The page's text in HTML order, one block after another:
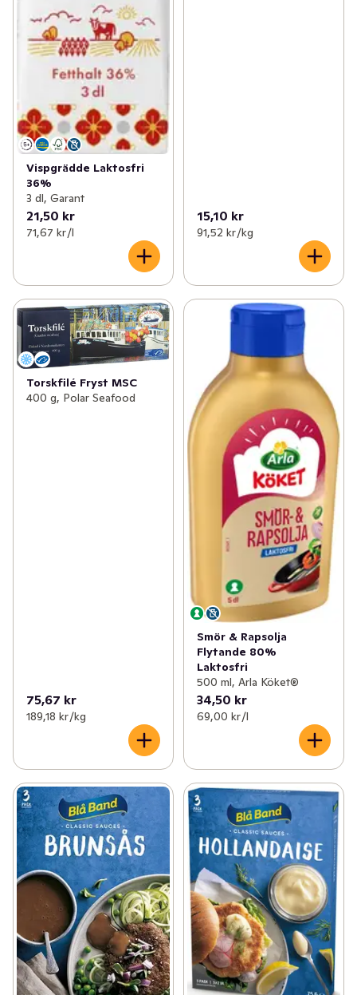
Vispgrädde Laktosfri
36%
3 dl, Garant
21,50 kr
71,67 kr /l
15,10 kr
91,52 kr /kg
Torskfilé Fryst MSC
400 g, Polar Seafood
75,67 kr
189,18 kr /kg
Smör & Rapsolja
Flytande 80%
Laktosfri
500 ml, Arla Köket®
34,50 kr
69,00 kr /l